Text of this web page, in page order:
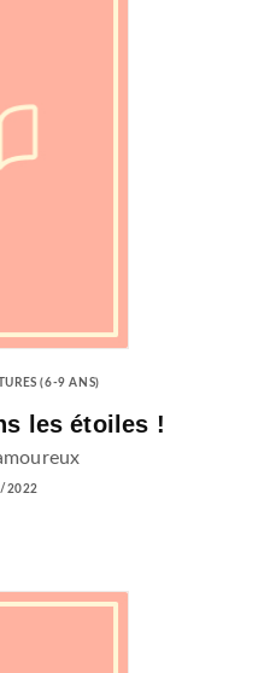
(6-9 ANS)
les étoiles !
2022